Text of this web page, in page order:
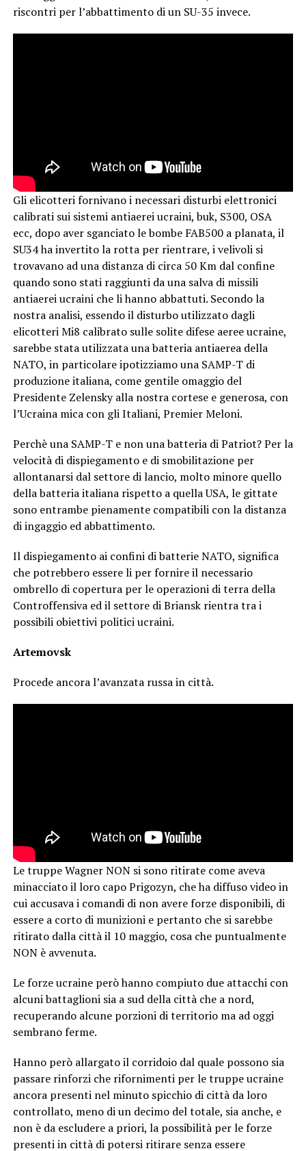
riscontri per l’abbattimento di un SU-35 invece.
Gli elicotteri fornivano i necessari disturbi elettronici
calibrati sui sistemi antiaerei ucraini, buk, S300, OSA
ecc, dopo aver sganciato le bombe FAB500 a planata, il
SU34 ha invertito la rotta per rientrare, i velivoli si
trovavano ad una distanza di circa 50 Km dal confine
quando sono stati raggiunti da una salva di missili
antiaerei ucraini che li hanno abbattuti. Secondo la
nostra analisi, essendo il disturbo utilizzato dagli
elicotteri Mi8 calibrato sulle solite difese aeree ucraine,
sarebbe stata utilizzata una batteria antiaerea della
NATO, in particolare ipotizziamo una SAMP-T di
produzione italiana, come gentile omaggio del
Presidente Zelensky alla nostra cortese e generosa, con
l’Ucraina mica con gli Italiani, Premier Meloni.
Perchè una SAMP-T e non una batteria di Patriot? Per la
velocità di dispiegamento e di smobilitazione per
allontanarsi dal settore di lancio, molto minore quello
della batteria italiana rispetto a quella USA, le gittate
sono entrambe pienamente compatibili con la distanza
di ingaggio ed abbattimento.
Il dispiegamento ai confini di batterie NATO, significa
che potrebbero essere li per fornire il necessario
ombrello di copertura per le operazioni di terra della
Controffensiva ed il settore di Briansk rientra tra i
possibili obiettivi politici ucraini.
Artemovsk
Procede ancora l’avanzata russa in città.
Le truppe Wagner NON si sono ritirate come aveva
minacciato il loro capo Prigozyn, che ha diffuso video in
cui accusava i comandi di non avere forze disponibili, di
essere a corto di munizioni e pertanto che si sarebbe
ritirato dalla città il 10 maggio, cosa che puntualmente
NON è avvenuta.
Le forze ucraine però hanno compiuto due attacchi con
alcuni battaglioni sia a sud della città che a nord,
recuperando alcune porzioni di territorio ma ad oggi
sembrano ferme.
Hanno però allargato il corridoio dal quale possono sia
passare rinforzi che rifornimenti per le truppe ucraine
ancora presenti nel minuto spicchio di città da loro
controllato, meno di un decimo del totale, sia anche, e
non è da escludere a priori, la possibilità per le forze
presenti in città di potersi ritirare senza essere